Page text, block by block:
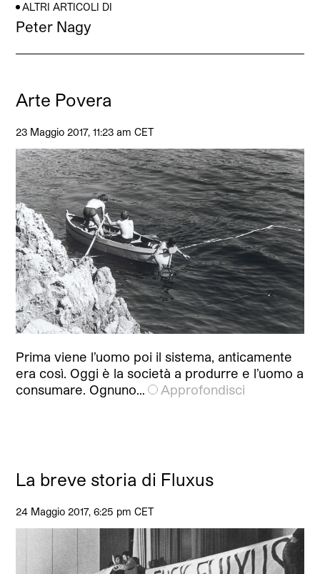
ALTRI ARTICOLI DI
Peter Nagy
Arte Povera
23 Maggio 2017, 11:23 am CET
Prima viene l’uomo poi il sistema, anticamente
era così. Oggi è la società a produrre e l’uomo a
consumare. Ognuno…
Approfondisci
La breve storia di Fluxus
24 Maggio 2017, 6:25 pm CET